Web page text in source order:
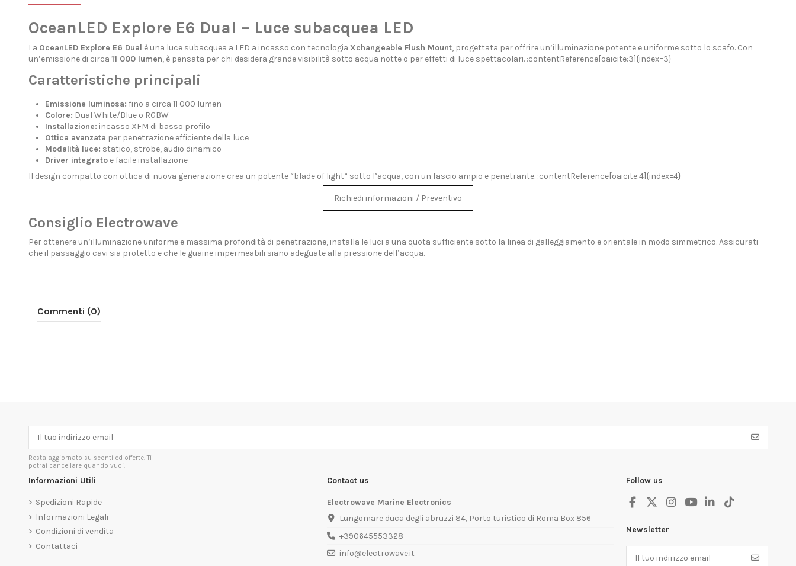
OceanLED Explore E6 Dual – Luce subacquea LED
La OceanLED Explore E6 Dual è una luce subacquea a LED a incasso con tecnologia Xchangeable Flush Mount, progettata per offrire un’illuminazione potente e uniforme sotto lo scafo. Con
un’emissione di circa 11 000 lumen, è pensata per chi desidera grande visibilità sotto acqua notte o per effetti di luce spettacolari. :contentReference[oaicite:3]{index=3}
Caratteristiche principali
Emissione luminosa: fino a circa 11 000 lumen
Colore: Dual White/Blue o RGBW
Installazione: incasso XFM di basso profilo
Ottica avanzata per penetrazione efficiente della luce
Modalità luce: statico, strobe, audio dinamico
Driver integratoe facile installazione
Il design compatto con ottica di nuova generazione crea un potente “blade of light” sotto l’acqua, con un fascio ampio e penetrante. :contentReference[oaicite:4]{index=4}
Richiedi informazioni / Preventivo
Consiglio Electrowave
Per ottenere un’illuminazione uniforme e massima profondità di penetrazione, installa le luci a una quota sufficiente sotto la linea di galleggiamento e orientale in modo simmetrico. Assicurati
che il passaggio cavi sia protetto e che le guaine impermeabili siano adeguate alla pressione dell’acqua.
Commenti (0)
Resta aggiornato su sconti ed offerte. Ti
potrai cancellare quando vuoi.
Informazioni Utili
Spedizioni Rapide
Informazioni Legali
Condizioni di vendita
Contattaci
Contact us
Electrowave Marine Electronics
Lungomare duca degli abruzzi 84, Porto turistico di Roma Box 856
+390645553328
info@electrowave.it
Follow us
Newsletter